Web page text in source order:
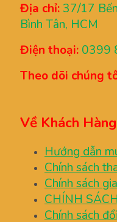
Địa chỉ: 37/17
Bình Tân, HCM
Điện thoại: 0399
Theo dõi chúng
Về Khách Hàng
Hướng dẫn
Chính sách
Chính sách
CHÍNH
Chính sách